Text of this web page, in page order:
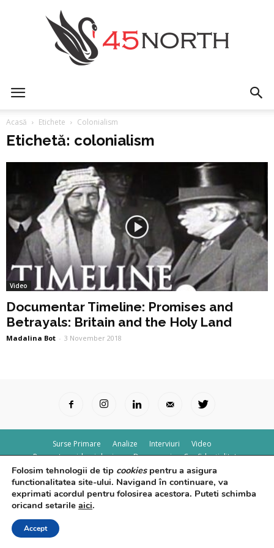
Acasă Etichete Colonialism
Etichetă: colonialism
Video
Documentar Timeline: Promises and
Betrayals: Britain and the Holy Land
Madalina Bot - 3 November 2018
Surse Primare Analize Interviuri
Video
Rapoarte epidemiologice
Despre noi Confidențialitate
© Powered by Control F5
Folosim tehnologii de tip cookiespentru a asigura
functionalitatea site-ului. Navigand în continuare, va
exprimati acordul pentru folosirea acestora. Puteti schimba
oricand setarile aici.
Accept